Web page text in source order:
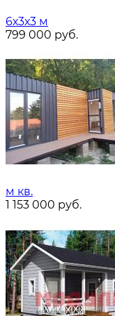
6х3х3 м
799 000 руб.
м кв.
1 153 000 руб.